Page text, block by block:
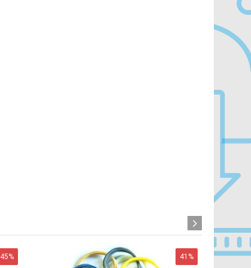
45% 41%